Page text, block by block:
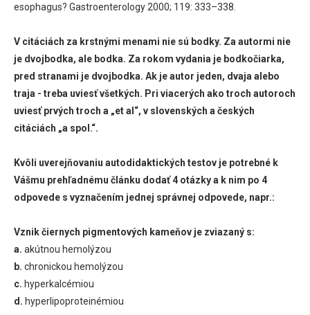
esophagus? Gastroenterology 2000; 119: 333–338.
V citáciách za krstnými menami nie sú bodky. Za autormi nie
je dvojbodka, ale bodka. Za rokom vydania je bodkočiarka,
pred stranami je dvojbodka. Ak je autor jeden, dvaja alebo
traja - treba uviesť všetkých. Pri viacerých ako troch autoroch
uviesť prvých troch a „et al“, v slovenských a českých
citáciách „a spol.“.
Kvôli uverejňovaniu autodidaktických testov je potrebné k
Vášmu prehľadnému článku dodať 4 otázky a k nim po 4
odpovede s vyznačením jednej správnej odpovede, napr.:
Vznik čiernych pigmentových kameňov je zviazaný s:
a. akútnou hemolýzou
b. chronickou hemolýzou
c. hyperkalcémiou
d. hyperlipoproteinémiou